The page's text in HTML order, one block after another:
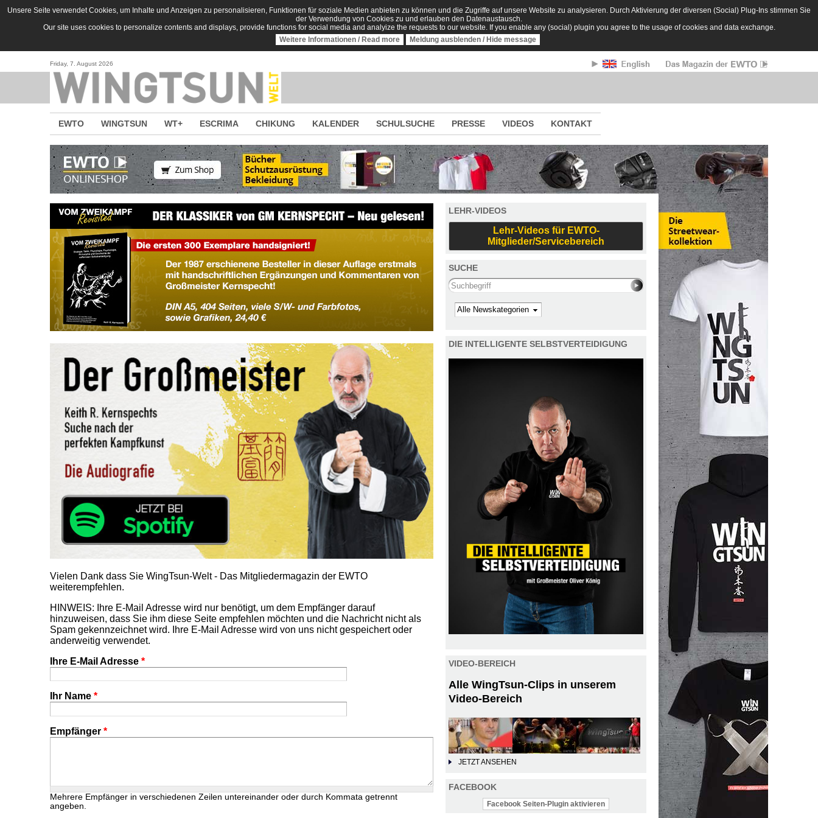
Direkt zum Inhalt
Unsere Seite verwendet Cookies, um Inhalte und Anzeigen zu personalisieren, Funktionen für soziale Medien anbieten zu können und die Zugriffe auf unsere Website zu analysieren. Durch Aktivierung der diversen (Social) Plug-Ins stimmen Sie
der Verwendung von Cookies zu und erlauben den Datenaustausch.
Our site uses cookies to personalize contents and displays, provide functions for social media and analyize the requests to our website. If you enable any (social) plugin you agree to the usage of cookies and data exchange.
Weitere Informationen / Read more
Meldung ausblenden / Hide message
Friday, 7. August 2026
EWTO WINGTSUN WT+ ESCRIMA CHIKUNG KALENDER SCHULSUCHE PRESSE VIDEOS KONTAKT
Vielen Dank dass Sie WingTsun-Welt - Das Mitgliedermagazin der EWTO
weiterempfehlen.
HINWEIS: Ihre E-Mail Adresse wird nur benötigt, um dem Empfänger darauf
hinzuweisen, dass Sie ihm diese Seite empfehlen möchten und die Nachricht nicht als
Spam gekennzeichnet wird. Ihre E-Mail Adresse wird von uns nicht gespeichert oder
anderweitig verwendet.
Ihre E-Mail Adresse *
Ihr Name *
Empfänger *
Mehrere Empfänger in verschiedenen Zeilen untereinander oder durch Kommata getrennt
angeben.
LEHR-VIDEOS
Lehr-Videos für EWTO-
Mitglieder/Servicebereich
SUCHE
Search this site
Kategorie
DIE INTELLIGENTE SELBSTVERTEIDIGUNG
VIDEO-BEREICH
Alle WingTsun-Clips in unserem
Video-Bereich
JETZT ANSEHEN
FACEBOOK
Facebook Seiten-Plugin aktivieren